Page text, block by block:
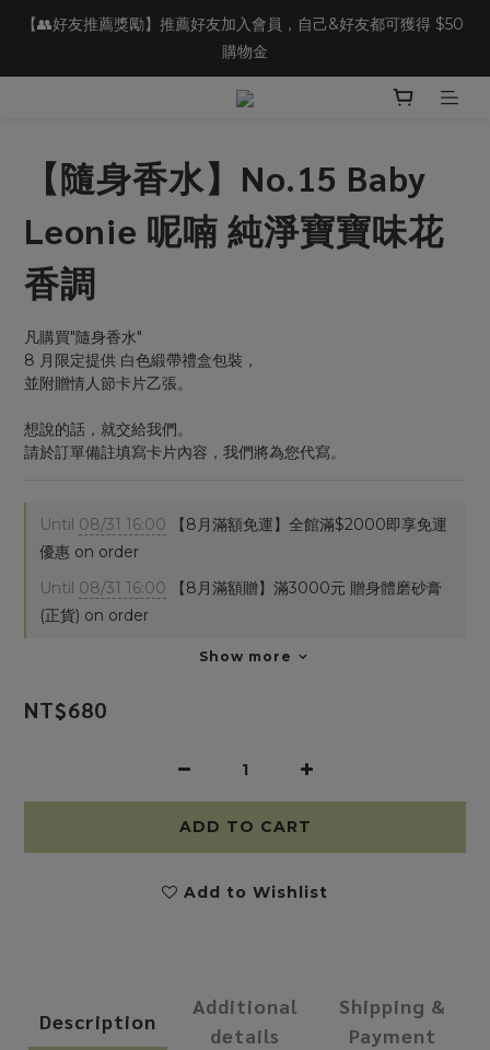
【🎁新會員好禮】 註冊加入會員 立即領 $100 購物金
【👥好友推薦獎勵】推薦好友加入會員，自己&好友都可獲得 $50
購物金
【🎁新會員好禮】 註冊加入會員 立即領 $100 購物金
【隨身香水】No.15 Baby
Leonie 呢喃 純淨寶寶味花
香調
凡購買"隨身香水"
8 月限定提供 白色緞帶禮盒包裝，
並附贈情人節卡片乙張。
想說的話，就交給我們。
請於訂單備註填寫卡片內容，我們將為您代寫。
Until 08/31 16:00 【8月滿額免運】全館滿$2000即享免運
優惠 on order
Until 08/31 16:00 【8月滿額贈】滿3000元 贈身體磨砂膏
(正貨) on order
Show more
NT$680
ADD TO CART
Add to Wishlist
Description
Additional
details
Shipping &
Payment